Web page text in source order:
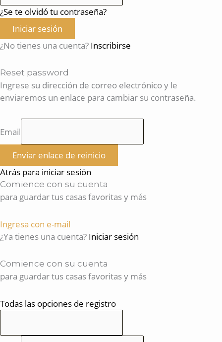
¿Se te olvidó tu contraseña?
Iniciar sesión
¿No tienes una cuenta? Inscribirse
Reset password
Ingrese su dirección de correo electrónico y le
enviaremos un enlace para cambiar su contraseña.
Email
Enviar enlace de reinicio
Atrás para iniciar sesión
Comience con su cuenta
para guardar tus casas favoritas y más
Ingresa con e-mail
¿Ya tienes una cuenta? Iniciar sesión
Comience con su cuenta
para guardar tus casas favoritas y más
Todas las opciones de registro